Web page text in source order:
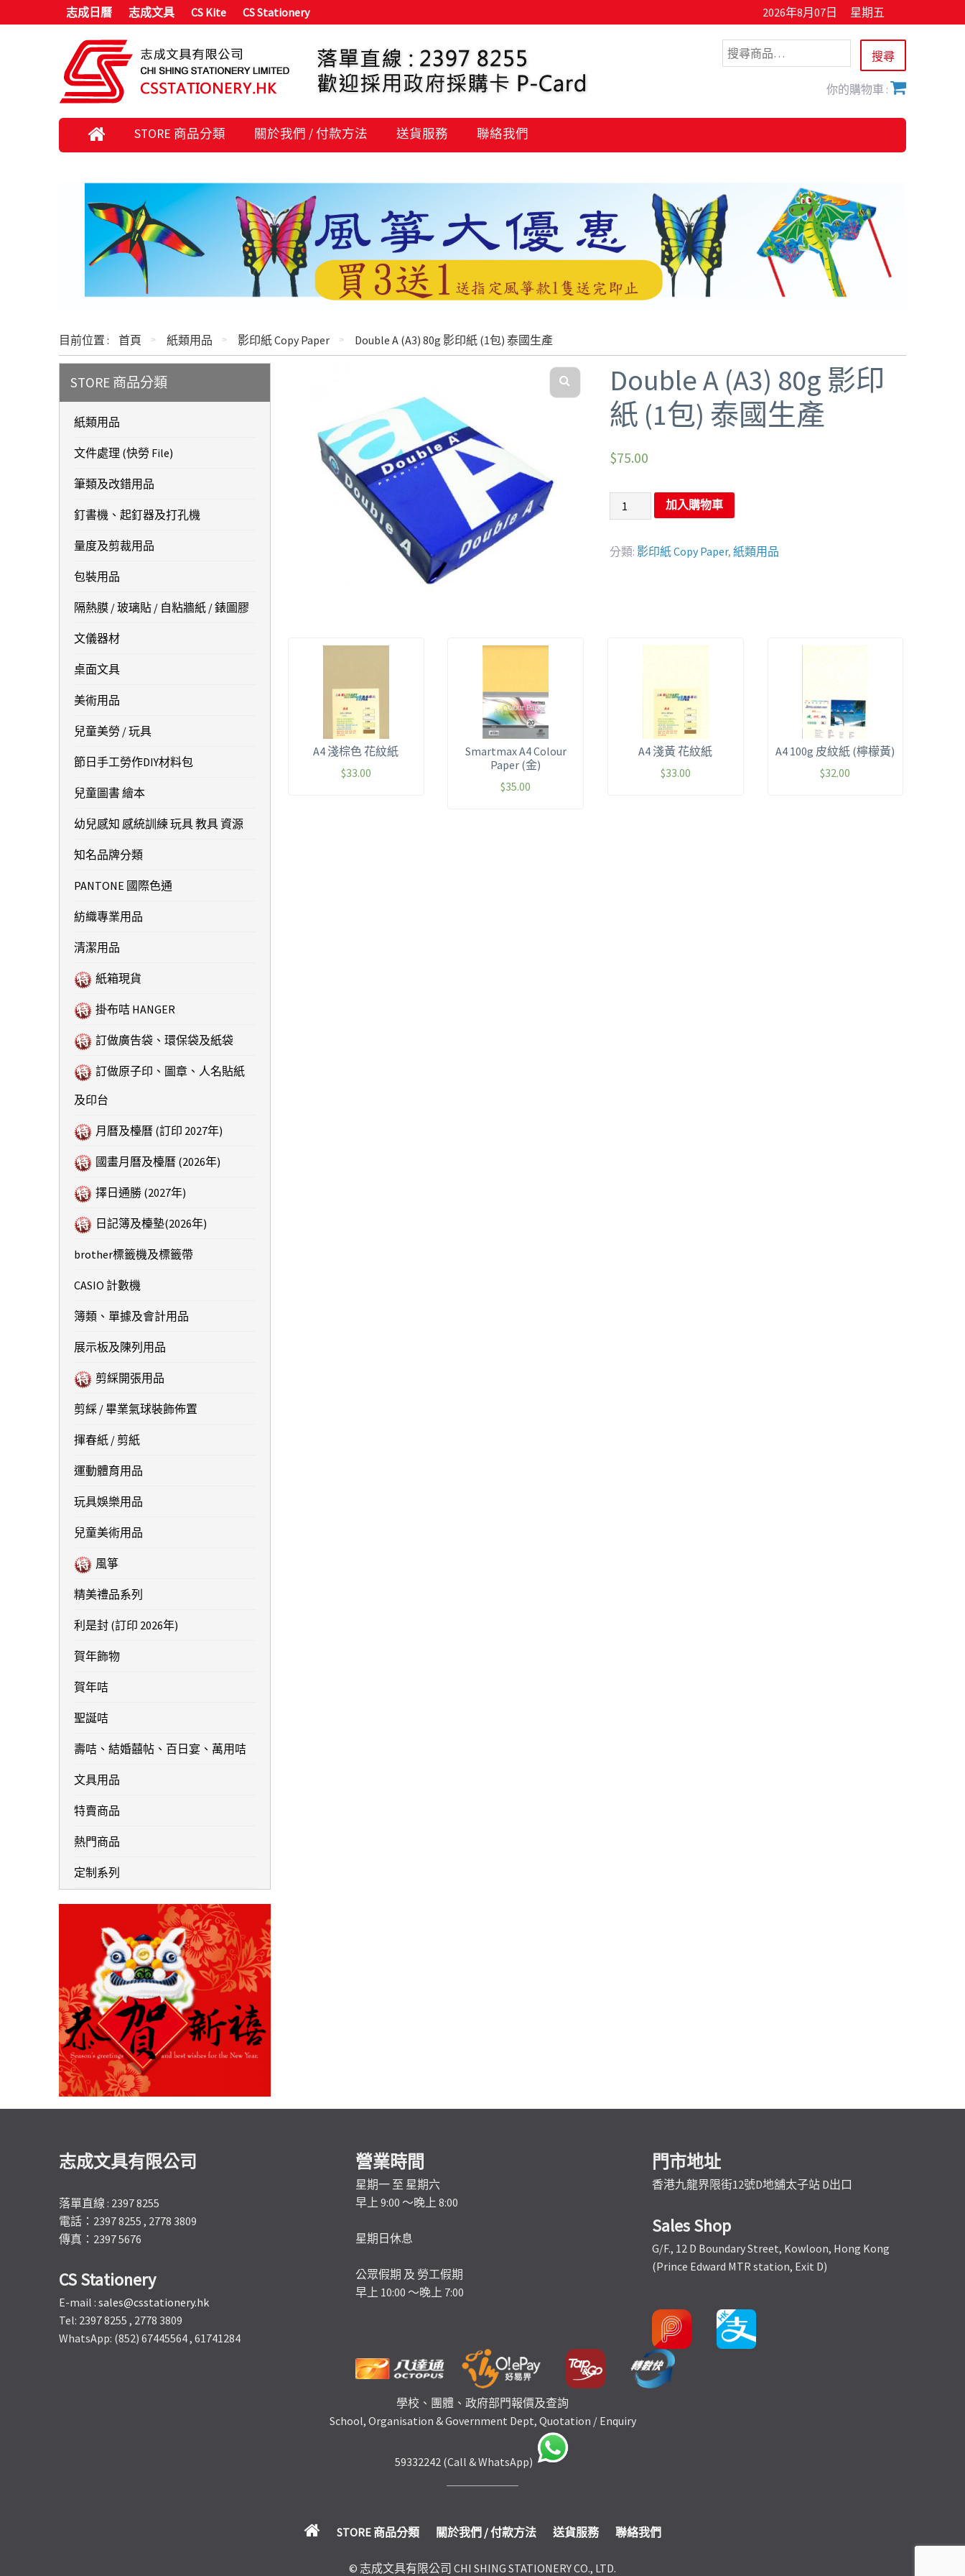
志成日曆 志成文具 CS Kite CS Stationery 2026年8月07日 星期五
你的購物車 :
STORE 商品分類 關於我們 / 付款方法 送貨服務 聯絡我們
目前位置 : 首頁 紙類用品 影印紙 Copy Paper Double A (A3) 80g 影印紙 (1包) 泰國生產
Double A (A3) 80g 影印
紙 (1包) 泰國生產
$75.00
加入購物車
分類: 影印紙 Copy Paper, 紙類用品
A4 淺棕色 花紋紙
$33.00
Smartmax A4 Colour
Paper (金)
$35.00
A4 淺黃 花紋紙
$33.00
A4 100g 皮紋紙 (檸檬黃)
$32.00
STORE 商品分類
紙類用品
文件處理 (快勞 File)
筆類及改錯用品
釘書機、起釘器及打孔機
量度及剪裁用品
包裝用品
隔熱膜 / 玻璃貼 / 自粘牆紙 / 錶圖膠
文儀器材
桌面文具
美術用品
兒童美勞 / 玩具
節日手工勞作DIY材料包
兒童圖書 繪本
幼兒感知 感統訓練 玩具 教具 資源
知名品牌分類
PANTONE 國際色通
紡織專業用品
清潔用品
紙箱現貨
掛布咭 HANGER
訂做廣告袋、環保袋及紙袋
訂做原子印、圖章、人名貼紙
及印台
月曆及檯曆 (訂印 2027年)
國畫月曆及檯曆 (2026年)
擇日通勝 (2027年)
日記簿及檯墊(2026年)
brother標籤機及標籤帶
CASIO 計數機
簿類、單據及會計用品
展示板及陳列用品
剪綵開張用品
剪綵 / 畢業氣球裝飾佈置
揮春紙 / 剪紙
運動體育用品
玩具娛樂用品
兒童美術用品
風箏
精美禮品系列
利是封 (訂印 2026年)
賀年飾物
賀年咭
聖誕咭
壽咭、結婚囍帖、百日宴、萬用咭
文具用品
特賣商品
熱門商品
定制系列
志成文具有限公司
落單直線 : 2397 8255
電話：2397 8255 , 2778 3809
傳真：2397 5676
CS Stationery
E-mail : sales@csstationery.hk
Tel: 2397 8255 , 2778 3809
WhatsApp: (852) 67445564 , 61741284
營業時間
星期一 至 星期六
早上 9:00 ～晚上 8:00
星期日休息
公眾假期 及 勞工假期
早上 10:00 ～晚上 7:00
門市地址
香港九龍界限街12號D地舖太子站 D出口
Sales Shop
G/F., 12 D Boundary Street, Kowloon, Hong Kong
(Prince Edward MTR station, Exit D)
學校、團體、政府部門報價及查詢
School, Organisation & Government Dept, Quotation / Enquiry
59332242 (Call & WhatsApp)
STORE 商品分類 關於我們 / 付款方法 送貨服務 聯絡我們
© 志成文具有限公司 CHI SHING STATIONERY CO., LTD.